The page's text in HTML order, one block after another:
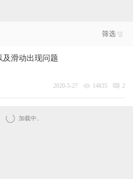
筛选
及滑动出现问题
2020-5-27 14835 2
加载中..